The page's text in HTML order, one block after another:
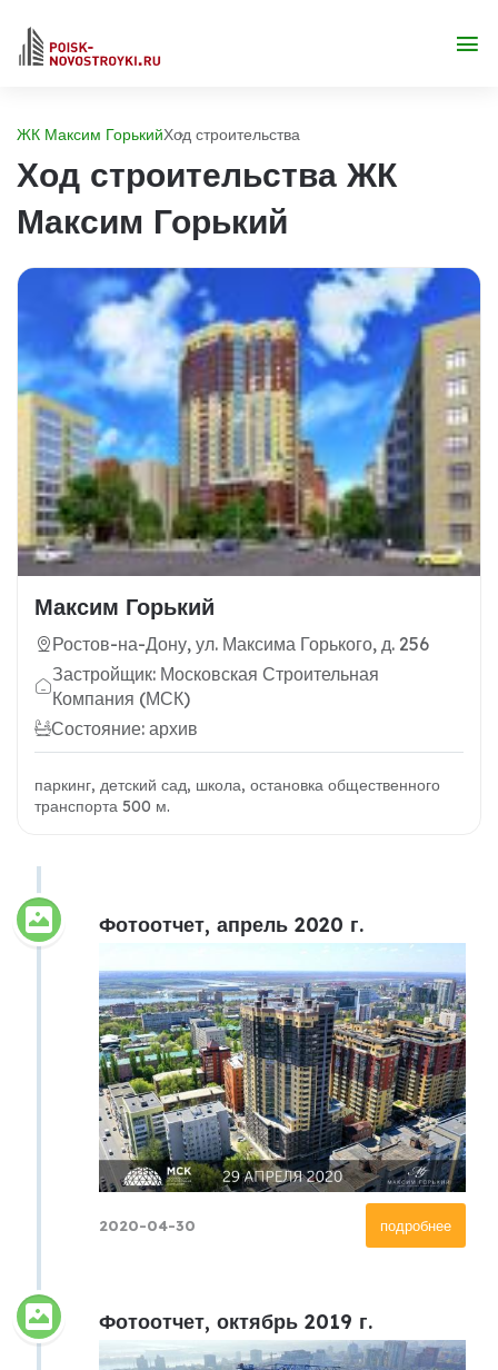
ЖК Максим ГорькийХод строительства
Ход строительства ЖК
Максим Горький
Максим Горький
Ростов-на-Дону, ул. Максима Горького, д. 256
Застройщик: Московская Строительная
Компания (МСК)
Состояние: архив
паркинг, детский сад, школа, остановка общественного
транспорта 500 м.
Фотоотчет, апрель 2020 г.
подробнее
2020-04-30
Фотоотчет, октябрь 2019 г.